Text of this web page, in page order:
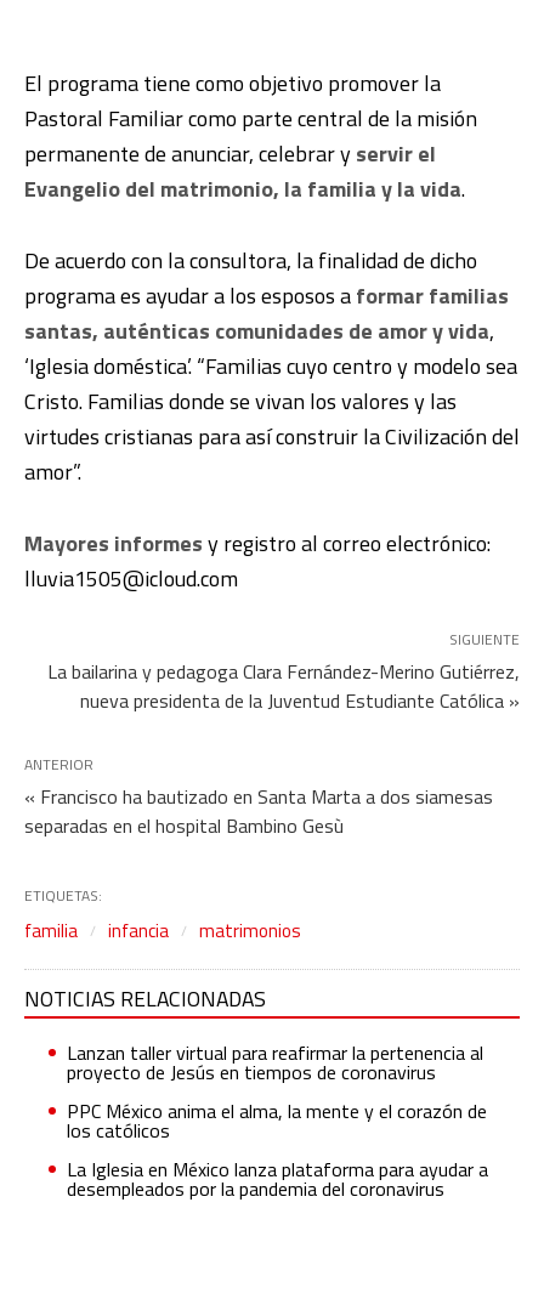
El programa tiene como objetivo promover la
Pastoral Familiar como parte central de la misión
permanente de anunciar, celebrar yservir el
Evangelio del matrimonio, la familia y la vida.
De acuerdo con la consultora, la finalidad de dicho
programa es ayudar a los esposos aformar familias
santas, auténticas comunidades de amor y vida,
‘Iglesia doméstica’. “Familias cuyo centro y modelo sea
Cristo. Familias donde se vivan los valores y las
virtudes cristianas para así construir la Civilización del
amor”.
Mayores informesy registro al correo electrónico:
lluvia1505@icloud.com
SIGUIENTE
La bailarina y pedagoga Clara Fernández-Merino Gutiérrez,
nueva presidenta de la Juventud Estudiante Católica »
ANTERIOR
« Francisco ha bautizado en Santa Marta a dos siamesas
separadas en el hospital Bambino Gesù
ETIQUETAS:
familia infancia matrimonios
NOTICIAS RELACIONADAS
Lanzan taller virtual para reafirmar la pertenencia al
proyecto de Jesús en tiempos de coronavirus
PPC México anima el alma, la mente y el corazón de
los católicos
La Iglesia en México lanza plataforma para ayudar a
desempleados por la pandemia del coronavirus